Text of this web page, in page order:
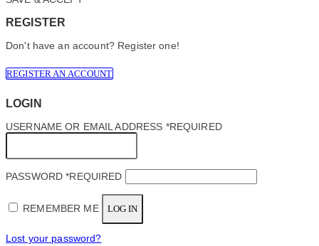
REGISTER
Don't have an account? Register one!
REGISTER AN ACCOUNT
LOGIN
USERNAME OR EMAIL ADDRESS *REQUIRED
PASSWORD*REQUIRED
REMEMBER ME LOG IN
Lost your password?